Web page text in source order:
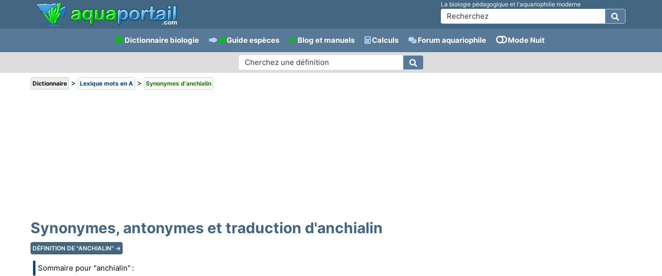
La biologie pédagogique et l'aquariophilie moderne
Dictionnaire biologie Guide espèces Blog et manuels Calculs Forum aquariophile Mode Nuit
Dictionnaire > Lexique mots en A > Synonymes d'anchialin
Synonymes, antonymes et traduction d'anchialin
DÉFINITION DE "ANCHIALIN" →
Sommaire pour "anchialin" :